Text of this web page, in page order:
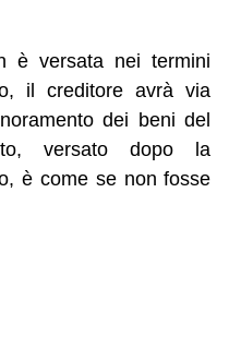
è versata nei termini
il creditore avrà via
dei beni del
versato dopo la
è come se non fosse